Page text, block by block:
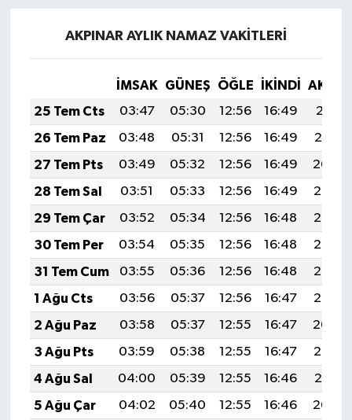
AKPINAR AYLIK NAMAZ VAKITLERI
İMSAK GÜNEŞ ÖĞLE İKINDI
25 Tem Cts
03:47 05:30 12:56 16:49
20:11
26 Tem Paz
03:48 05:31 12:56 16:49
20:10
27 Tem Pts
03:49 05:32 12:56 16:49
20:09
28 Tem Sal
03:51 05:33 12:56 16:49
20:08
29 Tem Çar
03:52 05:34 12:56 16:48
20:07
30 Tem Per
03:54 05:35 12:56 16:48
20:07
31 Tem Cum
03:55 05:36 12:56 16:48
20:06
1 Ağu Cts
03:56 05:37 12:56 16:47
20:05
2 Ağu Paz
03:58 05:37 12:55 16:47
20:04
3 Ağu Pts
03:59 05:38 12:55 16:47
20:02
4 Ağu Sal
04:00 05:39 12:55 16:46
20:01
5 Ağu Çar
04:02 05:40 12:55 16:46
20:00